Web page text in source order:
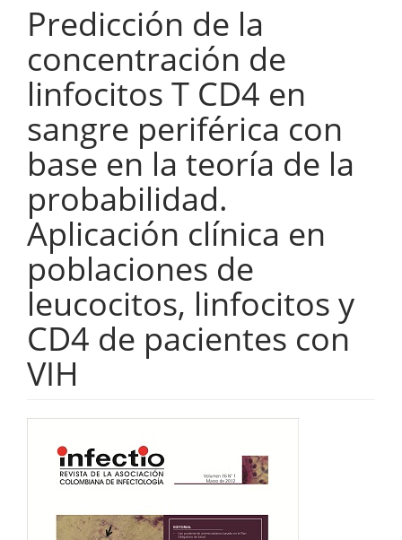
Predicción de la
concentración de
linfocitos T CD4 en
sangre periférica con
base en la teoría de la
probabilidad.
Aplicación clínica en
poblaciones de
leucocitos, linfocitos y
CD4 de pacientes con
VIH
Barra
lateral
del
artículo